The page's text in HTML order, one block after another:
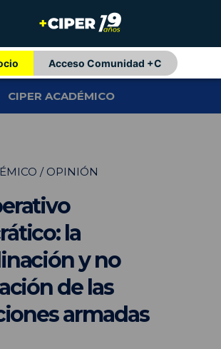
Acceso Comunidad +C
CIPER ACADÉMICO
/ OPINIÓN
la
y no
de las
armadas